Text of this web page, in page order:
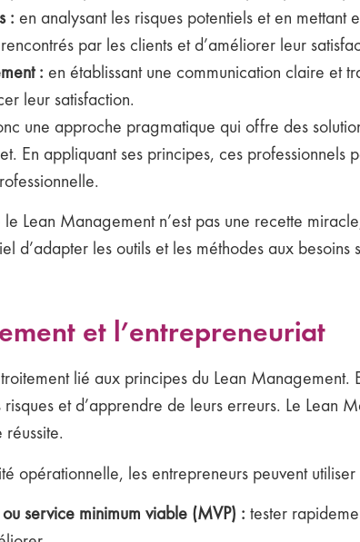
: en analysant les risques potentiels et en
par les clients et d’améliorer leur
: en établissant une communication claire et
leur satisfaction.
une approche pragmatique qui offre des
En appliquant ses principes, ces
Lean Management n’est pas une recette
d’adapter les outils et les méthodes aux
et l’entrepreneuriat
lié aux principes du Lean
et d’apprendre de leurs erreurs. Le Lean
opérationnelle, les entrepreneurs peuvent
service minimum viable (MVP) : tester